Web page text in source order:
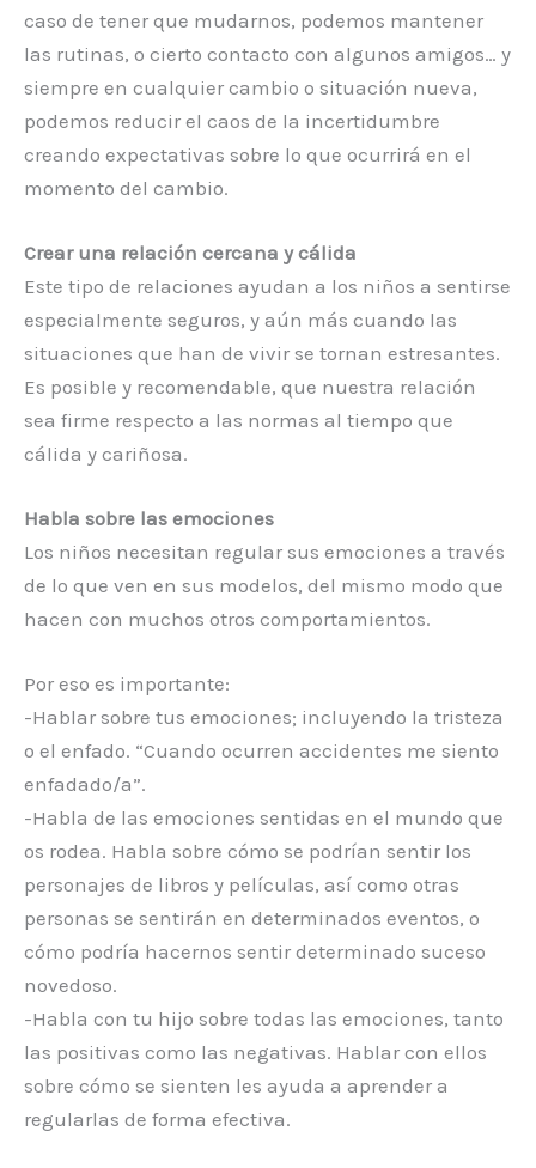
caso de tener que mudarnos, podemos mantener
las rutinas, o cierto contacto con algunos amigos… y
siempre en cualquier cambio o situación nueva,
podemos reducir el caos de la incertidumbre
creando expectativas sobre lo que ocurrirá en el
momento del cambio.
Crear una relación cercana y cálida
Este tipo de relaciones ayudan a los niños a sentirse
especialmente seguros, y aún más cuando las
situaciones que han de vivir se tornan estresantes.
Es posible y recomendable, que nuestra relación
sea firme respecto a las normas al tiempo que
cálida y cariñosa.
Habla sobre las emociones
Los niños necesitan regular sus emociones a través
de lo que ven en sus modelos, del mismo modo que
hacen con muchos otros comportamientos.
Por eso es importante:
-Hablar sobre tus emociones; incluyendo la tristeza
o el enfado. “Cuando ocurren accidentes me siento
enfadado/a”.
-Habla de las emociones sentidas en el mundo que
os rodea. Habla sobre cómo se podrían sentir los
personajes de libros y películas, así como otras
personas se sentirán en determinados eventos, o
cómo podría hacernos sentir determinado suceso
novedoso.
-Habla con tu hijo sobre todas las emociones, tanto
las positivas como las negativas. Hablar con ellos
sobre cómo se sienten les ayuda a aprender a
regularlas de forma efectiva.